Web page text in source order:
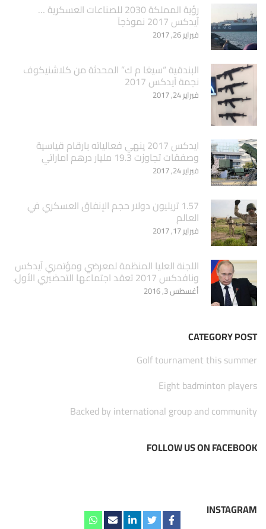
‏رؤية المملكة 2030 للصناعات العسكرية …
آيدكس 2017 نموذجاَ
فبراير 26, 2017
البندقية “سيغا م ك” المحدثة من كلاشنيكوف
نجمة آيدكس 2017
فبراير 24, 2017
ايدكس 2017 ينهي فعالياته بارقام قياسية
وصفقات تجاوزت 19.3 مليار درهم اماراتي
فبراير 24, 2017
1.57 تريليون دولار حجم الإنفاق العسكري في
العالم
فبراير 17, 2017
اللجنة العليا المنظمة لمعرضي ومؤتمري آيدكس
ونافدكس 2017 تعقد اجتماعها التحضيري الأول.
أغسطس 3, 2016
CATEGORY POST
Golf tournament this summer
Eight badminton players
Backed by international group and community
FOLLOW US ON FACEBOOK
INSTAGRAM